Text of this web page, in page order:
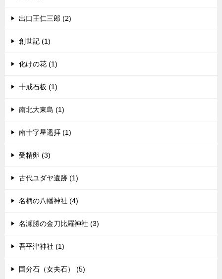
出口王仁三郎 (2)
創世記 (1)
化けの花 (1)
十戒石板 (1)
南北大東島 (1)
南十字星遥拝 (1)
受精卵 (3)
古代ユダヤ遺跡 (1)
名柄の八幡神社 (4)
名瀬勝の金刀比羅神社 (3)
吾平津神社 (1)
国分石（女夫石） (5)